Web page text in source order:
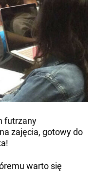
futrzany
zajęcia, gotowy do
warto się